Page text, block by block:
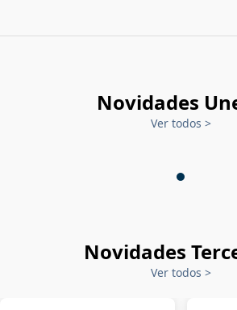
Novidades
Ver todos >
Novidades
Ver todos >